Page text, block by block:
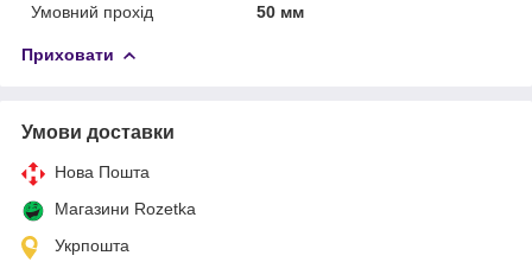
Умовний прохід
50 мм
Приховати
Умови доставки
Нова Пошта
Магазини Rozetka
Укрпошта